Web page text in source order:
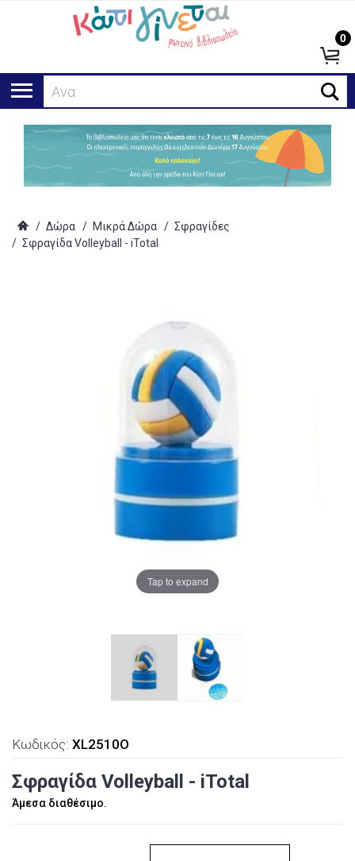
Αναζήτη
0
/ Δώρα / Μικρά Δώρα / Σφραγίδες
/ Σφραγίδα Volleyball - iTotal
Tap to expand
Κωδικός: XL2510O
Σφραγίδα Volleyball - iTotal
Άμεσα διαθέσιμο.